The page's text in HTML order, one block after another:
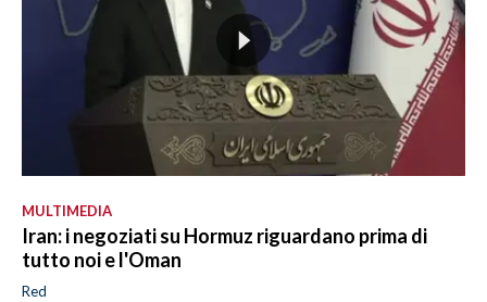
MULTIMEDIA
Iran: i negoziati su Hormuz riguardano prima di
tutto noi e l'Oman
Red